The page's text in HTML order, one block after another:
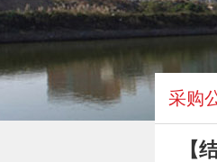
采购
【